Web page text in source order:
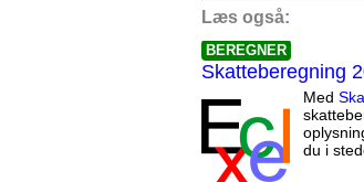
Læs også:
BEREGNER
Skatteberegning
Med
du i